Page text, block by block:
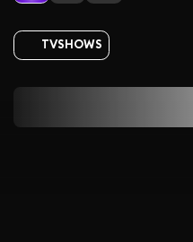
TVSHOWS